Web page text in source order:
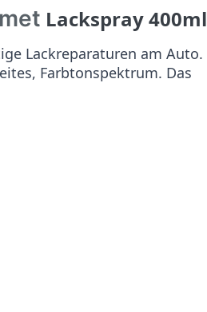
Lackspray 400ml
Lackreparaturen am Auto.
Farbtonspektrum. Das